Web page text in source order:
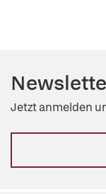
Jetzt anmelden